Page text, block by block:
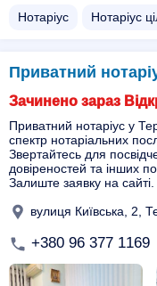
Нотаріус Нотаріус
Приватний
Зачинено зараз
Приватний нотаріус у
спектр нотаріальних
Звертайтесь для
довіреностей та інших
Залиште заявку на сайті.
вулиця Київська, 2,
+380 96 377 1169